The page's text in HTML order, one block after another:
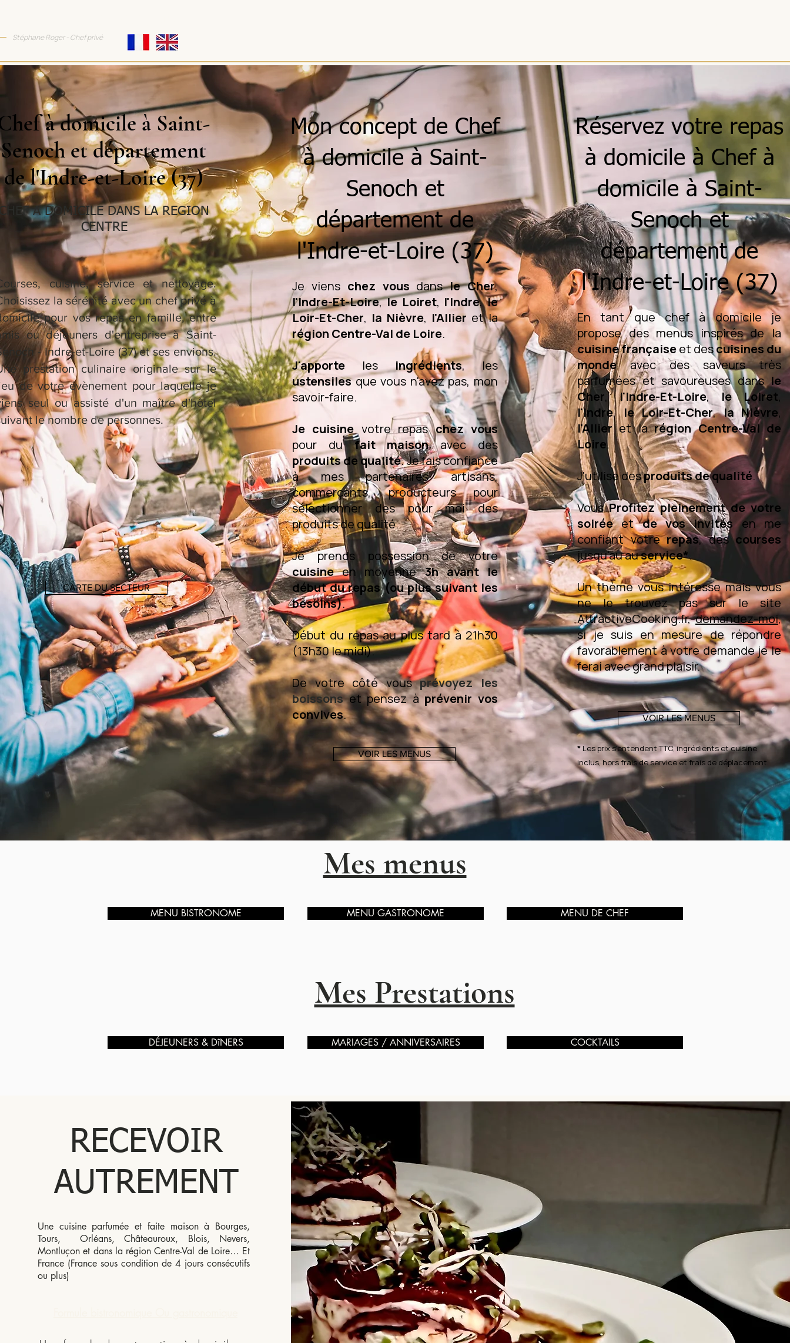
Stéphane Roger - Chef privé
à domicile à Saint-
Senoch et département
de l'Indre-et-Loire (37)
A DOMICILE DANS LA REGION
CENTRE
cuisine, service et nettoyage.
la sérénité avec un chef privé à
pour vos repas en famille, entre
ou déjeuners d'entreprise à Saint-
- Indre-et-Loire (37) et ses envions.
prestation culinaire originale sur le
de votre évènement pour laquelle je
seul ou assisté d'un maître d'hôtel
le nombre de personnes.
CARTE DU SECTEUR
Mon concept de Chef
à domicile à Saint-
Senoch et
département de
l'Indre-et-Loire (37)
Je viens chez vous dansle Cher,
l'Indre-Et-Loire,le Loiret, l'Indre,le
Loir-Et-Cher, la Nièvre, l'Allier et la
région Centre-Val de Loire.
J'apporte lesingrédients, les
ustensilesque vous n'avez pas, mon
savoir-faire.
Je cuisinevotre repaschez vous
pour dufait maisonavec des
produits de qualité. Je fais confiance
à mes partenaires artisans,
commerçants, producteurs pour
sélectionner des pour moi des
produits de qualité.
Je prends possession de votre
cuisineen moyenne3h avant le
début du repas (ou plus suivant les
besoins).
Début du repas au plus tard à 21h30
(13h30 le midi).
De votre côté vousprévoyez les
boissonset pensez àprévenir vos
convives.
VOIR LES MENUS
Réservez votre repas
à domicile à Chef à
domicile à Saint-
Senoch et
département de
l'Indre-et-Loire (37)
En tant que chef à domicile je
propose des menus inspirés de la
cuisine françaiseet descuisines du
mondeavec des saveurs très
parfumées et savoureuses dans le
Cher,l'Indre-Et-Loire, le Loiret,
l'Indre,le Loir-Et-Cher,la Nièvre,
l'Allieret larégion Centre-Val de
Loire.
J'utilise desproduits de qualité.
VousProfitez pleinement de votre
soiréeetde vos invitésen me
confiant votrerepas, descourses
jusqu'au auservice*.
Un thème vous intéresse mais vous
ne le trouvez pas sur le site
AttractiveCooking.fr,demandez-moi,
si je suis en mesure de répondre
favorablement à votre demande je le
ferai avec grand plaisir.
VOIR LES MENUS
*Les prix s'entendent TTC, ingrédients et cuisine
inclus, hors frais de service et frais de déplacement.
Mes menus
MENU BISTRONOME MENU GASTRONOME MENU DE CHEF
Mes Prestations
DÉJEUNERS & DîNERS MARIAGES / ANNIVERSAIRES COCKTAILS
RECEVOIR
AUTREMENT
Une cuisine parfumée et faite maison à Bourges,
Tours, Orléans, Châteauroux, Blois, Nevers,
Montluçon et dans la région Centre-Val de Loire… Et
France (France sous condition de 4 jours consécutifs
ou plus)